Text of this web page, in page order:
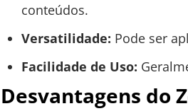
conteúdos.
Versatilidade: Pode ser
Facilidade de Uso:
Desvantagens do